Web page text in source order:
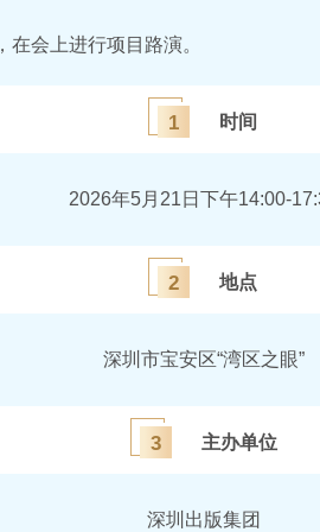
，在会上进行项目路演。
1 时间
2026年5月21日下午14:00-
2 地点
深圳市宝安区“湾区之眼”
3 主办单位
深圳出版集团